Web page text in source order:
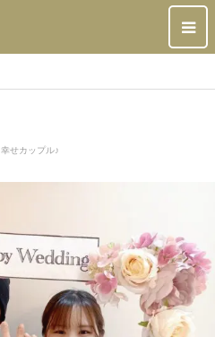
幸せカップル♪